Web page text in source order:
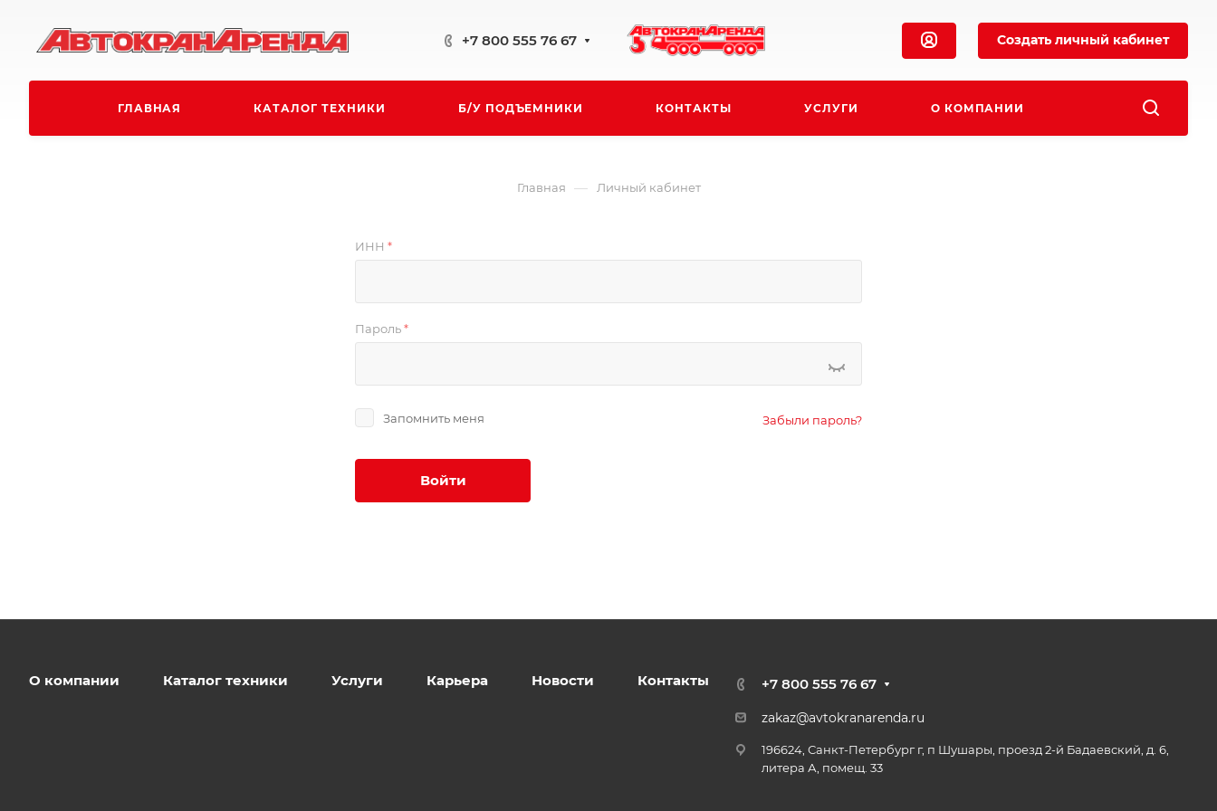
+7 800 555 76 67 Создать личный кабинет
ГЛАВНАЯ КАТАЛОГ ТЕХНИКИ Б/У ПОДЪЕМНИКИ КОНТАКТЫ УСЛУГИ О КОМПАНИИ
Главная — Личный кабинет
ИНН *
Пароль*
Запомнить меня Забыли пароль?
Войти
О компании Каталог техники Услуги Карьера Новости Контакты +7 800 555 76 67
zakaz@avtokranarenda.ru
196624, Санкт-Петербург г, п Шушары, проезд 2-й Бадаевский, д. 6,
литера А, помещ. 33